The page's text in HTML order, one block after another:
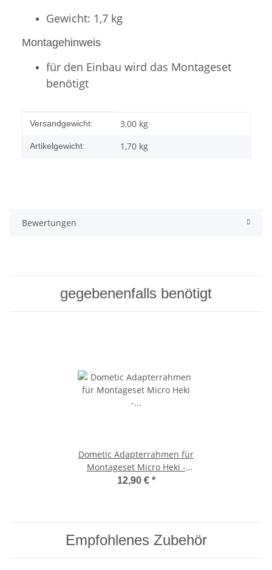
Gewicht: 1,7 kg
Montagehinweis
für den Einbau wird das Montageset
benötigt
Produkteigenschaft
Wert
Versandgewicht: 3,00 kg
Artikelgewicht: 1,70 kg
Bewertungen
gegebenenfalls benötigt
Dometic Adapterrahmen für
Montageset Micro Heki -
Dachstärke 43 - 60 mm
12,90 € *
Empfohlenes Zubehör